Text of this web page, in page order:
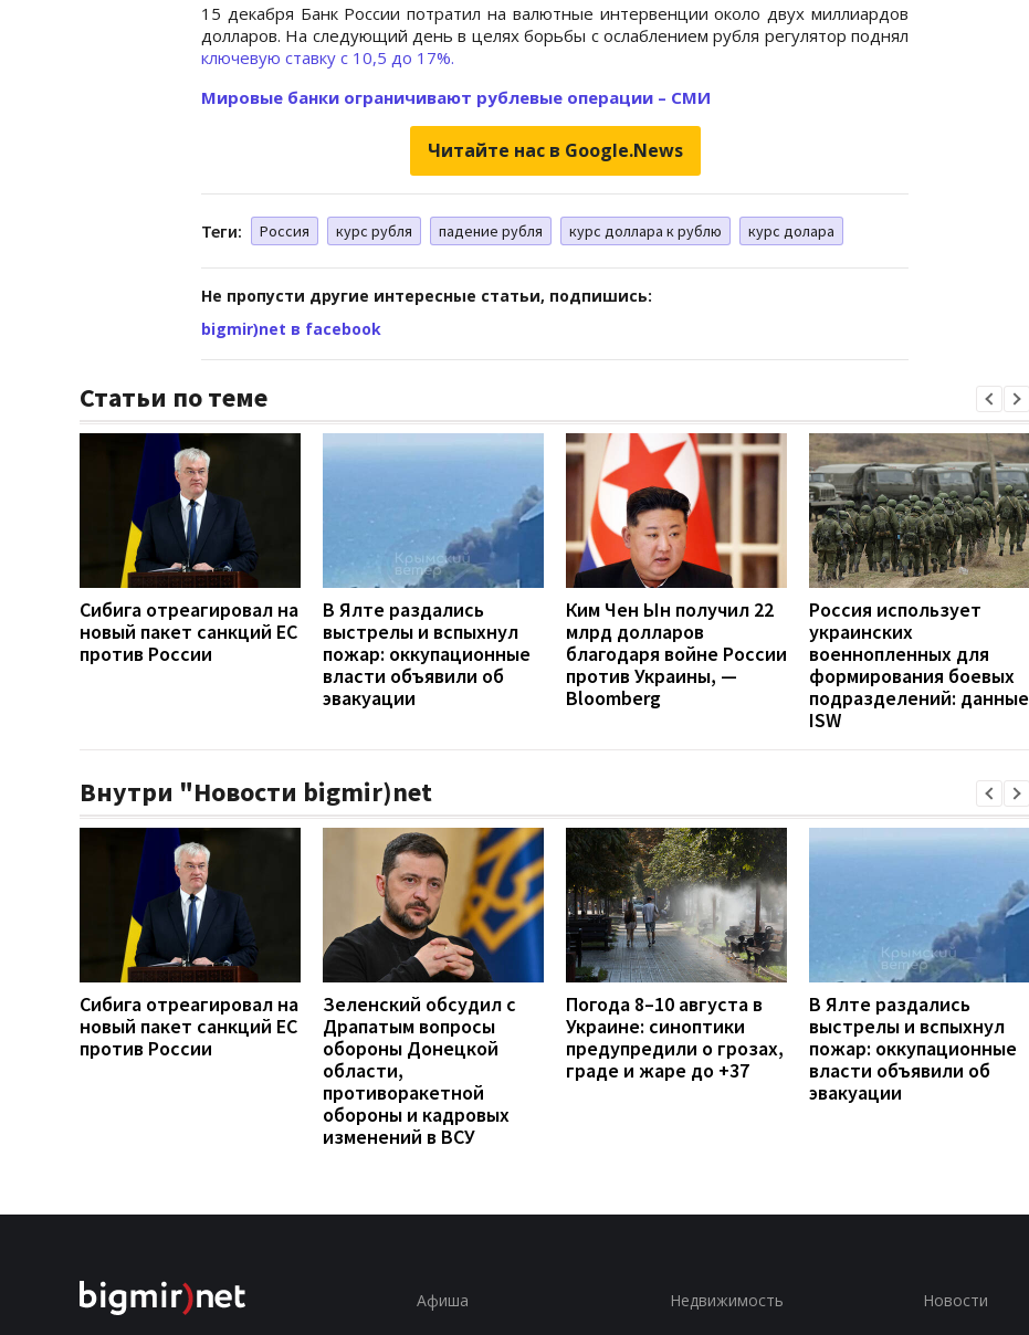
15 декабря Банк России потратил на валютные интервенции около двух миллиардов
долларов. На следующий день в целях борьбы с ослаблением рубля регулятор поднял
ключевую ставку с 10,5 до 17%.
Мировые банки ограничивают рублевые операции – СМИ
Читайте нас в Google.News
Теги: Россия курс рубля падение рубля курс доллара к рублю курс долара
Не пропусти другие интересные статьи, подпишись:
bigmir)net в facebook
Статьи по теме
Сибига отреагировал на
новый пакет санкций ЕС
против России
В Ялте раздались
выстрелы и вспыхнул
пожар: оккупационные
власти объявили об
эвакуации
Ким Чен Ын получил 22
млрд долларов
благодаря войне России
против Украины, —
Bloomberg
Россия использует
украинских
военнопленных для
формирования боевых
подразделений: данные
ISW
Внутри "Новости bigmir)net
Сибига отреагировал на
новый пакет санкций ЕС
против России
Зеленский обсудил с
Драпатым вопросы
обороны Донецкой
области,
противоракетной
обороны и кадровых
изменений в ВСУ
Погода 8–10 августа в
Украине: синоптики
предупредили о грозах,
граде и жаре до +37
В Ялте раздались
выстрелы и вспыхнул
пожар: оккупационные
власти объявили об
эвакуации
Афиша Недвижимость Новости